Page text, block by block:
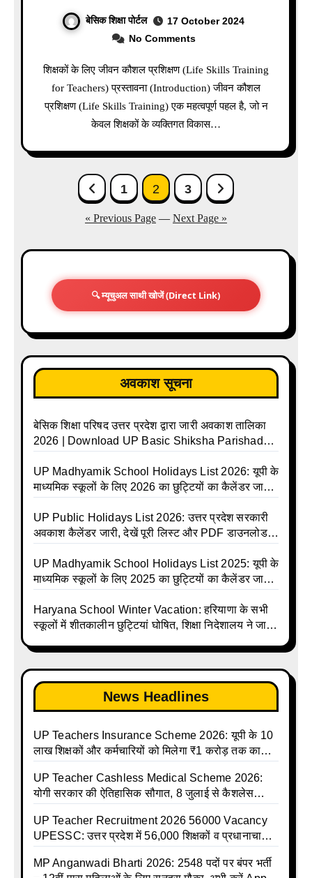
बेसिक शिक्षा पोर्टल
17 October 2024
No Comments
शिक्षकों के लिए जीवन कौशल प्रशिक्षण (Life Skills Training
for Teachers) प्रस्तावना (Introduction) जीवन कौशल
प्रशिक्षण (Life Skills Training) एक महत्वपूर्ण पहल है, जो न
केवल शिक्षकों के व्यक्तिगत विकास…
Posts
pagination
1 2 3
« Previous Page — Next Page »
🔍 म्यूचुअल साथी खोजें (Direct Link)
अवकाश सूचना
बेसिक शिक्षा परिषद उत्तर प्रदेश द्वारा जारी अवकाश तालिका
2026 | Download UP Basic Shiksha Parishad
Basic School Avkash Talika UP 2026 | UP Basic
Shiksha Parishad Avkash Talika 2026 | UP
Calendar List 2026
UP Madhyamik School Holidays List 2026: यूपी के
माध्यमिक स्कूलों के लिए 2026 का छुट्टियों का कैलेंडर जारी |
UP Madhyamik Avkash Talika 2026 | UP
Madhyamik School avkash suchi | UP
Holiday Calendar | Madhyamik School Holidays
List 2026
UP Public Holidays List 2026: उत्तर प्रदेश सरकारी
अवकाश कैलेंडर जारी, देखें पूरी लिस्ट और PDF डाउनलोड
talika | Sarkari Avkash Talika | Up Holidays List |
Holidays Calendar
UP Madhyamik School Holidays List 2025: यूपी के
माध्यमिक स्कूलों के लिए 2025 का छुट्टियों का कैलेंडर जारी |
Up Madhyamik Avkash Talika 2025 | UP
Madhyamik School avkash suchi | UP
holiday calendar | Madhyamik School Holidays
List 2025
Haryana School Winter Vacation: हरियाणा के सभी
स्कूलों में शीतकालीन छुट्टियां घोषित, शिक्षा निदेशालय ने जारी
News Headlines
UP Teachers Insurance Scheme 2026: यूपी के 10
लाख शिक्षकों और कर्मचारियों को मिलेगा ₹1 करोड़ तक का
UP Teacher Cashless Medical Scheme 2026:
योगी सरकार की ऐतिहासिक सौगात, 8 जुलाई से कैशलेस
UP Teacher Recruitment 2026 56000 Vacancy
UPESSC: उत्तर प्रदेश में 56,000 शिक्षकों व प्रधानाचार्यों
MP Anganwadi Bharti 2026: 2548 पदों पर बंपर भर्ती